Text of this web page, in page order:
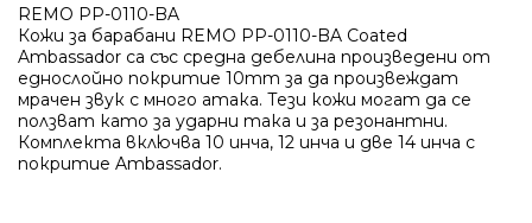
Ние ще се свържем с вас в
REMO PP-0110-BA
Кожи за барабани REMO PP-0110-BA Coated
Ambassador са със средна дебелина произведени от
еднослойно покритие 10mm за да произвеждат
мрачен звук с много атака. Тези кожи могат да се
ползват като за ударни така и за резонантни.
Комплекта включва 10 инча, 12 инча и две 14 инча с
покритие Ambassador.